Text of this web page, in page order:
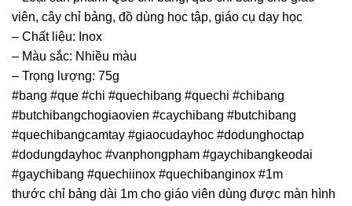
viên, cây chỉ bảng, đồ dùng học tập, giáo cụ dạy học
– Chất liệu: Inox
– Màu sắc: Nhiều màu
– Trọng lượng: 75g
#bang #que #chi #quechibang #quechi #chibang
#butchibangchogiaovien #caychibang #butchibang
#quechibangcamtay #giaocudayhoc #dodunghoctap
#dodungdayhoc #vanphongpham #gaychibangkeodai
#gaychibang #quechiinox #quechibanginox #1m
thước chỉ bảng dài 1m cho giáo viên dùng được màn hình